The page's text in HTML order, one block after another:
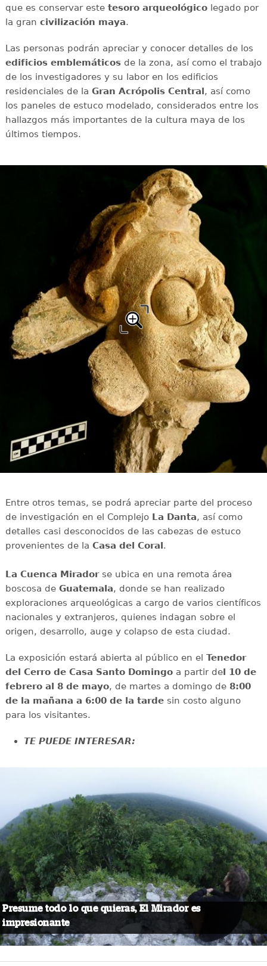
que es conservar este tesoro arqueológicolegado por
la gran civilización maya.
Las personas podrán apreciar y conocer detalles de los
edificios emblemáticosde la zona, así como el trabajo
de los investigadores y su labor en los edificios
residenciales de la Gran Acrópolis Central , así como
los paneles de estuco modelado, considerados entre los
hallazgos más importantes de la cultura maya de los
últimos tiempos.
Entre otros temas, se podrá apreciar parte del proceso
de investigación en el Complejo La Danta, así como
detalles casi desconocidos de las cabezas de estuco
provenientes de la Casa del Coral.
La Cuenca Miradorse ubica en una remota área
boscosa de Guatemala, donde se han realizado
exploraciones arqueológicas a cargo de varios científicos
nacionales y extranjeros, quienes indagan sobre el
origen, desarrollo, auge y colapso de esta ciudad.
La exposición estará abierta al público en el Tenedor
del Cerro de Casa Santo Domingoa partir del 10 de
febrero al 8 de mayo, de martes a domingo de 8:00
de la mañana a 6:00 de la tardesin costo alguno
para los visitantes.
TE PUEDE INTERESAR:
Presume todo lo que quieras, El Mirador es
impresionante